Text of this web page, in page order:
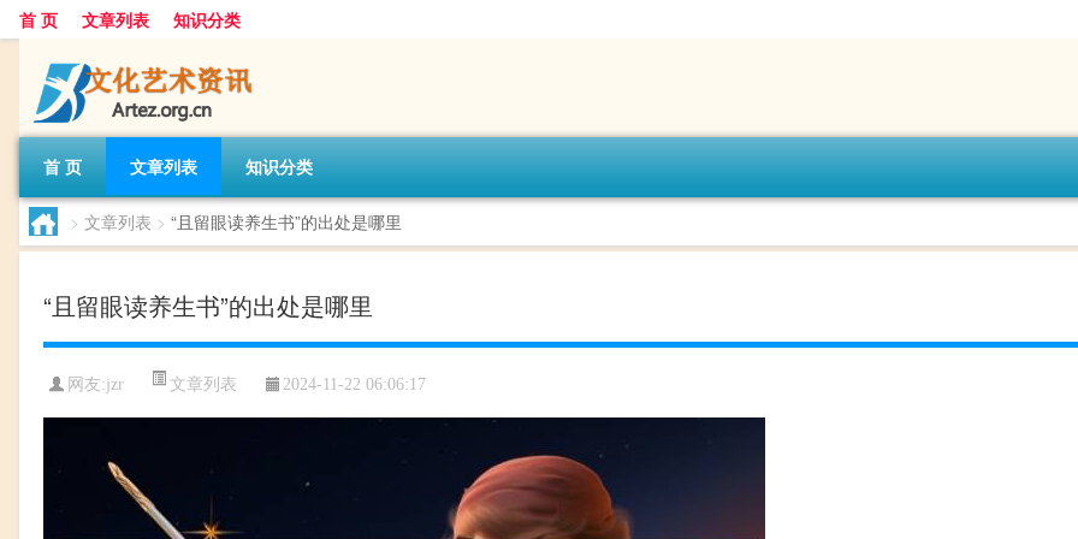
首 页 文章列表 知识分类
首 页 文章列表 知识分类
> 文章列表 > “且留眼读养生书”的出处是哪里
“且留眼读养生书”的出处是哪里
网友:jzr 文章列表 2024-11-22 06:06:17